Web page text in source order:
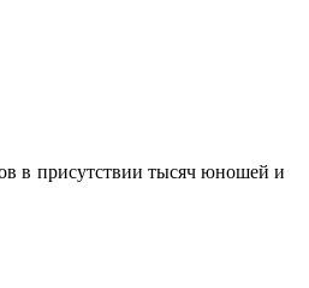
в присутствии тысяч юношей и